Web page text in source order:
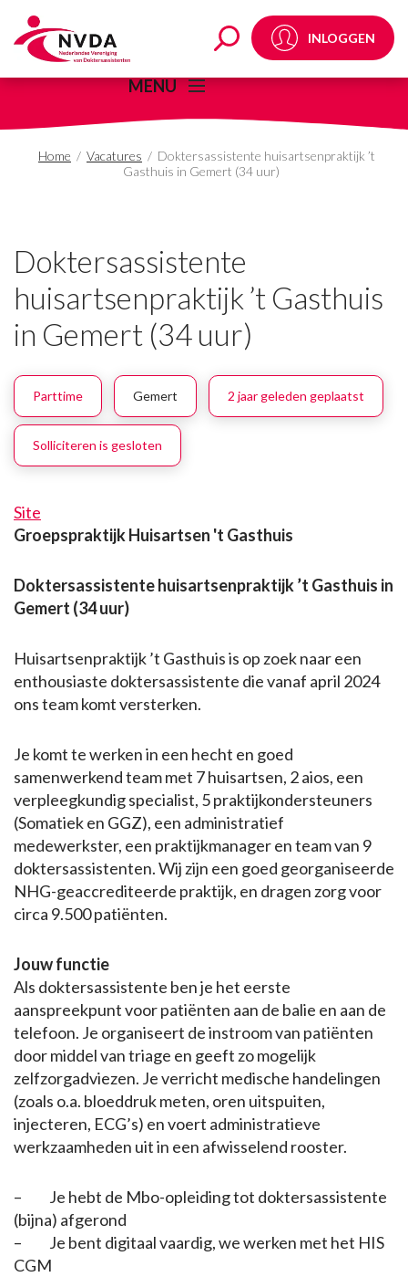
DoktersassistenteINLOGGEN
MENU
Home / Vacatures / Doktersassistente huisartsenpraktijk ’t
Gasthuis in Gemert (34 uur)
Doktersassistente
huisartsenpraktijk ’t Gasthuis
in Gemert (34 uur)
Parttime Gemert 2 jaar geleden geplaatst
Solliciteren is gesloten
Site
Groepspraktijk Huisartsen 't Gasthuis
Doktersassistente huisartsenpraktijk ’t Gasthuis in
Gemert (34 uur)
Huisartsenpraktijk ’t Gasthuis is op zoek naar een
enthousiaste doktersassistente die vanaf april 2024
ons team komt versterken.
Je komt te werken in een hecht en goed
samenwerkend team met 7 huisartsen, 2 aios, een
verpleegkundig specialist, 5 praktijkondersteuners
(Somatiek en GGZ), een administratief
medewerkster, een praktijkmanager en team van 9
doktersassistenten. Wij zijn een goed georganiseerde
NHG-geaccrediteerde praktijk, en dragen zorg voor
circa 9.500 patiënten.
Jouw functie
Als doktersassistente ben je het eerste
aanspreekpunt voor patiënten aan de balie en aan de
telefoon. Je organiseert de instroom van patiënten
door middel van triage en geeft zo mogelijk
zelfzorgadviezen. Je verricht medische handelingen
(zoals o.a. bloeddruk meten, oren uitspuiten,
injecteren, ECG’s) en voert administratieve
werkzaamheden uit in een afwisselend rooster.
– Je hebt de Mbo-opleiding tot doktersassistente
(bijna) afgerond
– Je bent digitaal vaardig, we werken met het HIS
CGM